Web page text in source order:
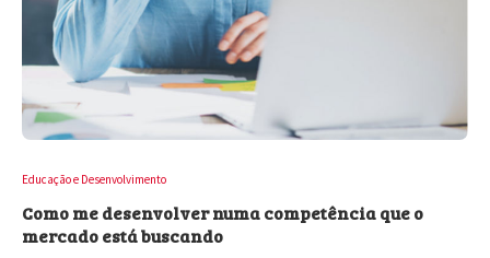
Educação e Desenvolvimento
Como me desenvolver numa competência que o
mercado está buscando